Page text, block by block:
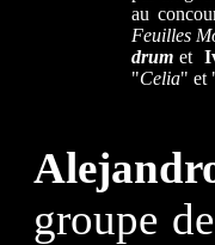
au
Feuilles
drumet
"Celia" et
groupe